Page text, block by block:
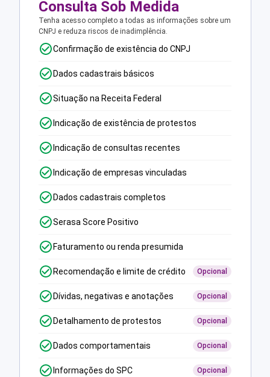
Consulta Sob Medida
Tenha acesso completo a todas as informações sobre um
CNPJ e reduza riscos de inadimplência.
Confirmação de existência do CNPJ
Dados cadastrais básicos
Situação na Receita Federal
Indicação de existência de protestos
Indicação de consultas recentes
Indicação de empresas vinculadas
Dados cadastrais completos
Serasa Score Positivo
Faturamento ou renda presumida
Recomendação e limite de crédito Opcional
Dívidas, negativas e anotações Opcional
Detalhamento de protestos Opcional
Dados comportamentais Opcional
Informações do SPC Opcional